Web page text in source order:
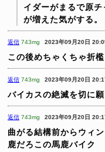
イダーがまるで原
が増えた気がする。
返信 743mg 2023年09月20日
この後めちゃくちゃ折
返信 743mg 2023年09月20日
バイカスの絶滅を切に願
返信 743mg 2023年09月20日
曲がる結構前からウィ
鹿だろこの馬鹿バイク